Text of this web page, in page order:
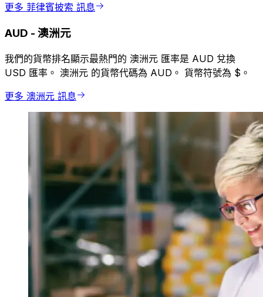
更多 菲律賓披索 訊息
AUD - 澳洲元
我們的貨幣排名顯示最熱門的 澳洲元 匯率是 AUD 兌換
USD 匯率。 澳洲元 的貨幣代碼為 AUD。 貨幣符號為 $。
更多 澳洲元 訊息